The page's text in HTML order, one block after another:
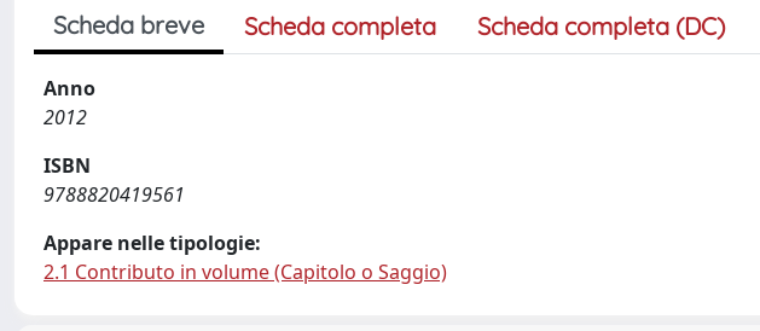
Scheda breve Scheda completa Scheda completa (DC)
Anno
2012
ISBN
9788820419561
Appare nelle tipologie:
2.1 Contributo in volume (Capitolo o Saggio)